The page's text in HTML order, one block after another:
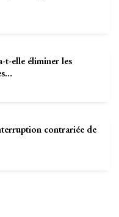
t-elle éliminer les
contrariée de